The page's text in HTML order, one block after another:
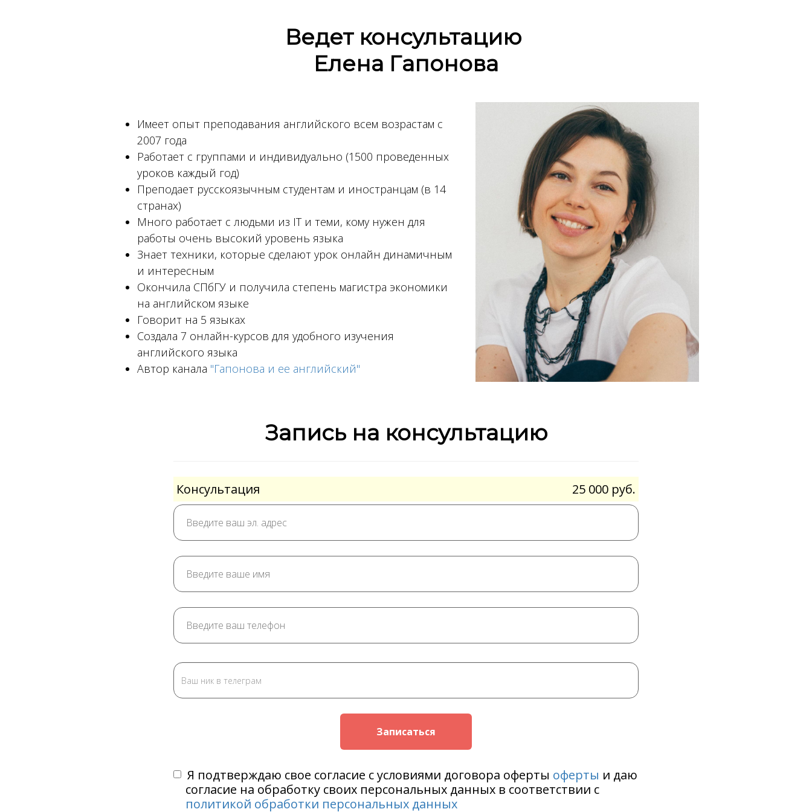
Ведет консультацию
Елена Гапонова
Имеет опыт преподавания английского всем возрастам с
2007 года
Работает с группами и индивидуально (1500 проведенных
уроков каждый год)
Преподает русскоязычным студентам и иностранцам (в 14
странах)
Много работает с людьми из IT и теми, кому нужен для
работы очень высокий уровень языка
Знает техники, которые сделают урок онлайн динамичным
и интересным
Окончила СПбГУ и получила степень магистра экономики
на английском языке
Говорит на 5 языках
Создала 7 онлайн-курсов для удобного изучения
английского языка
Автор канала "Гапонова и ее английский"
Запись на консультацию
Консультация 25 000 руб.
Записаться
Я подтверждаю свое согласие с условиями договора оферты оферты и даю
согласие на обработку своих персональных данных в соответствии с
политикой обработки персональных данных